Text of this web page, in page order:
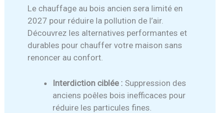
Le chauffage au bois ancien sera limité en
2027 pour réduire la pollution de l’air.
Découvrez les alternatives performantes et
durables pour chauffer votre maison sans
renoncer au confort.
Interdiction ciblée : Suppression des
anciens poêles bois inefficaces pour
réduire les particules fines.